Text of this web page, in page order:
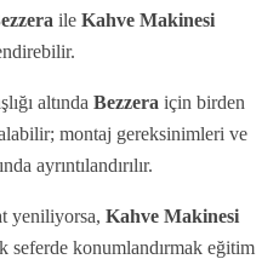
ile Kahve Makinesi
altında Bezzera için birden
montaj gereksinimleri ve
ayrıntılandırılır.
yeniliyorsa, Kahve Makinesi
seferde konumlandırmak eğitim